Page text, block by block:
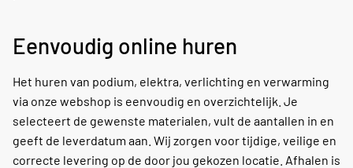
Eenvoudig online huren
Het huren van podium, elektra, verlichting en verwarming
via onze webshop is eenvoudig en overzichtelijk. Je
selecteert de gewenste materialen, vult de aantallen in en
geeft de leverdatum aan. Wij zorgen voor tijdige, veilige en
correcte levering op de door jou gekozen locatie. Afhalen is